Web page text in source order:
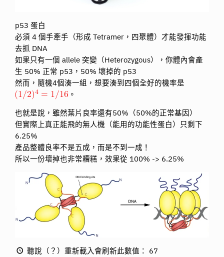
p53 蛋白
必須 4 個手牽手（形成 Tetramer，四聚體）才能發揮功能
去抓 DNA
如果只有一個 allele 突變（Heterozygous），你體內會產
生 50% 正常 p53，50% 壞掉的 p53
然而，隨機4個湊一組，想要湊到四個全好的機率是
。
也就是說，雖然葉片良率還有50%（50%的正常基因）
但實際上真正能飛的無人機（能用的功能性蛋白）只剩下
6.25%
產品整體良率不是五成，而是不到一成！
所以一份壞掉也非常糟糕，效果從 100% -> 6.25%
聽說（？）重新載入會刷新此數值： 67